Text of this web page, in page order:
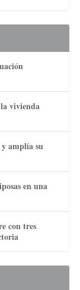
vivienda
y amplía su
en una
con tres